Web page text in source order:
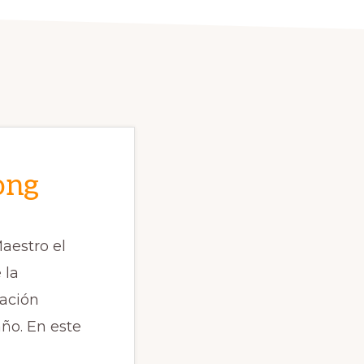
el
la
En este